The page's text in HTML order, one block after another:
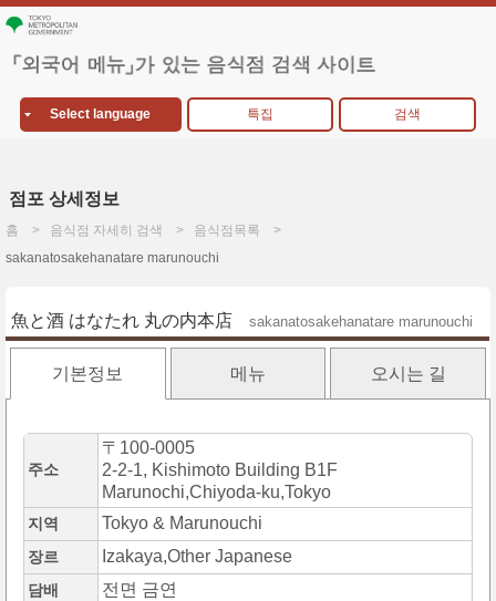
Select language 특집 검색
점포 상세정보
홈 음식점 자세히 검색
음식점목록
sakanatosakehanatare marunouchi
魚と酒 はなたれ 丸の内本店 sakanatosakehanatare marunouchi
기본정보 메뉴 오시는 길
주소
〒100-0005
2-2-1, Kishimoto Building B1F
Marunochi,Chiyoda-ku,Tokyo
지역 Tokyo & Marunouchi
장르 Izakaya,Other Japanese
담배 전면 금연